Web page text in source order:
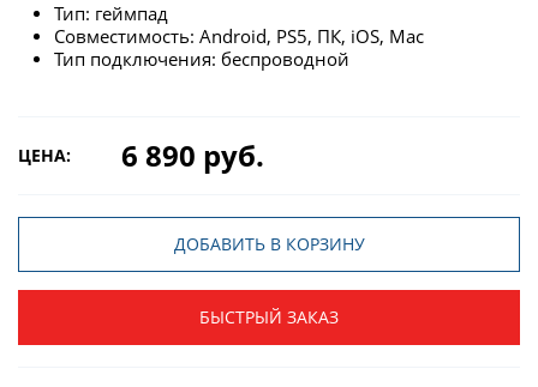
Тип: геймпад
Совместимость: Android, PS5, ПК, iOS, Mac
Тип подключения: беспроводной
ЦЕНА: 6 890 руб.
ДОБАВИТЬ В КОРЗИНУ
БЫСТРЫЙ ЗАКАЗ